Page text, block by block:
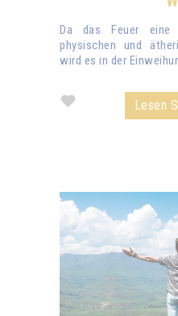
Da das Feuer eine
physischen und
wird es in der
Lesen